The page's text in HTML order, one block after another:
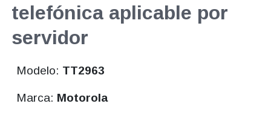
telefónica aplicable por
servidor
Modelo: TT2963
Marca: Motorola